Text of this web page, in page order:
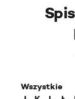
Wszystkie